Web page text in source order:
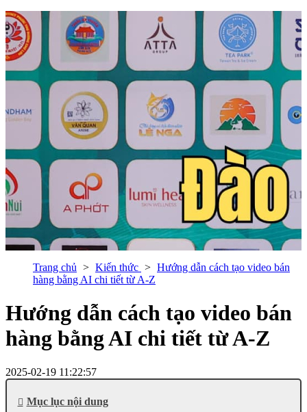
Trang chủ Kiến thức
Hướng dẫn cách tạo video bán
hàng bằng AI chi tiết từ A-Z
Hướng dẫn cách tạo video bán
hàng bằng AI chi tiết từ A-Z
2025-02-19 11:22:57
Mục lục nội dung